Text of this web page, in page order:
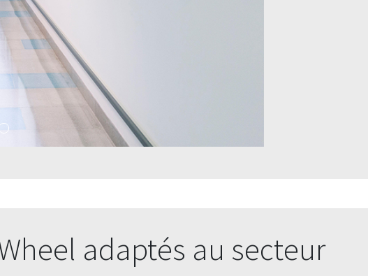
adaptés au secteur